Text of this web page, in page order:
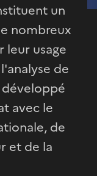
un
nombreux
leur usage
de
développé
avec le
de
et de la